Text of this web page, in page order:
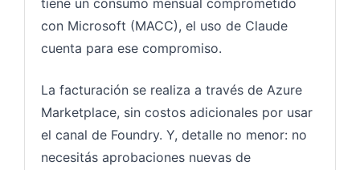
con Microsoft (MACC), el uso de Claude
cuenta para ese compromiso.
La facturación se realiza a través de Azure
Marketplace, sin costos adicionales por usar
el canal de Foundry. Y, detalle no menor: no
necesitás aprobaciones nuevas de